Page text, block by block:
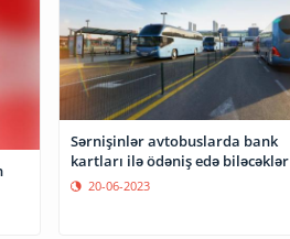
Sərnişinlər avtobuslarda bank
kartları ilə ödəniş edə biləcəklər
20-06-2023